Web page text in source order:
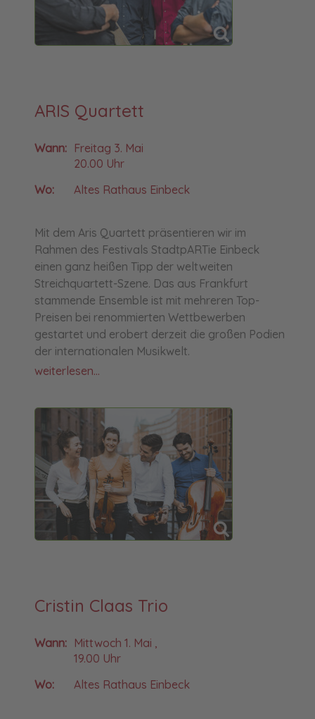
ARIS Quartett
Wann: Freitag 3. Mai
20.00 Uhr
Wo:
Altes Rathaus Einbeck
Mit dem Aris Quartett präsentieren wir im
Rahmen des Festivals StadtpARTie Einbeck
einen ganz heißen Tipp der weltweiten
Streichquartett-Szene. Das aus Frankfurt
stammende Ensemble ist mit mehreren Top-
Preisen bei renommierten Wettbewerben
gestartet und erobert derzeit die großen Podien
der internationalen Musikwelt.
weiterlesen...
Cristin Claas Trio
Wann: Mittwoch 1. Mai ,
19.00 Uhr
Wo:
Altes Rathaus Einbeck